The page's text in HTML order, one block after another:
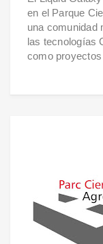
en el Parque
una comunidad
las tecnologías
como